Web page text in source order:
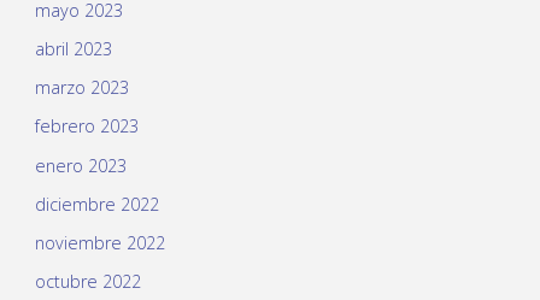
mayo 2023
abril 2023
marzo 2023
febrero 2023
enero 2023
diciembre 2022
noviembre 2022
octubre 2022